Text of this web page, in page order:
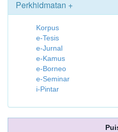
Perkhidmatan +
Korpus
e-Tesis
e-Jurnal
e-Kamus
e-Borneo
e-Seminar
i-Pintar